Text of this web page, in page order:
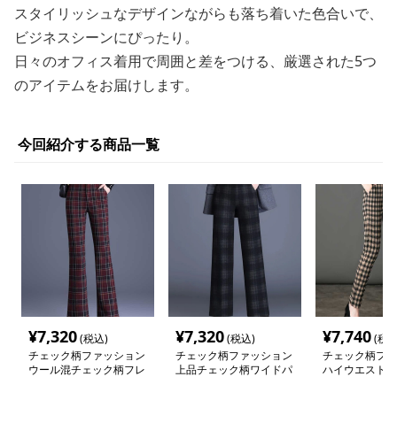
スタイリッシュなデザインながらも落ち着いた色合いで、
ビジネスシーンにぴったり。
日々のオフィス着用で周囲と差をつける、厳選された5つ
のアイテムをお届けします。
今回紹介する商品一覧
¥7,320(税込)
チェック柄ファッション
ウール混チェック柄フレ
¥7,320(税込)
チェック柄ファッション
上品チェック柄ワイドパ
¥7,740(税
チェック柄フ
ハイウエスト